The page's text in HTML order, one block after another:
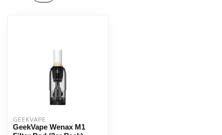
GEEKVAPE
GeekVape Wenax M1